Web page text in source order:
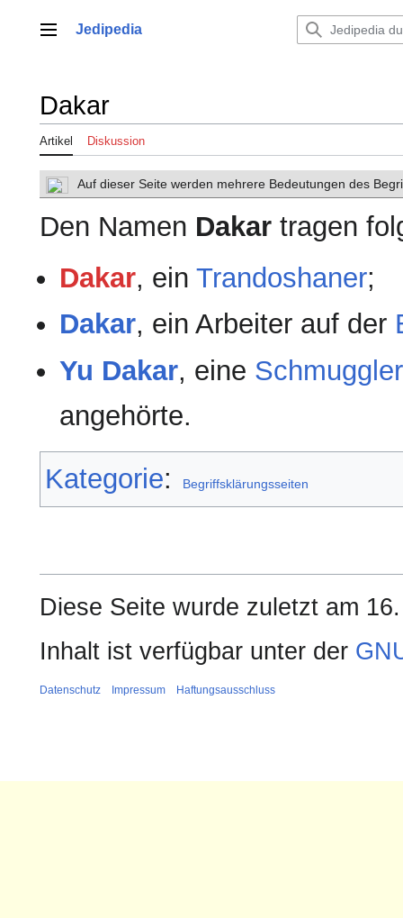
springenHauptmenü
Jedipedia
Dakar
Artikel Diskussion
Auf dieser Seite werden mehrere Bedeutungen des
Den Namen Dakar tragen
Dakar, einTrandoshaner;
Dakar, ein Arbeiter auf der
Yu Dakar, eine
angehörte.
Kategorie: Begriffsklärungsseiten
Diese Seite wurde zuletzt am
Inhalt ist verfügbar unter der
Datenschutz Impressum Haftungsausschluss